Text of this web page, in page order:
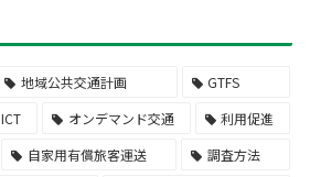
地域公共交通計画
GTFS
ICT オンデマンド交通
利用促進
自家用有償旅客運送
調査方法